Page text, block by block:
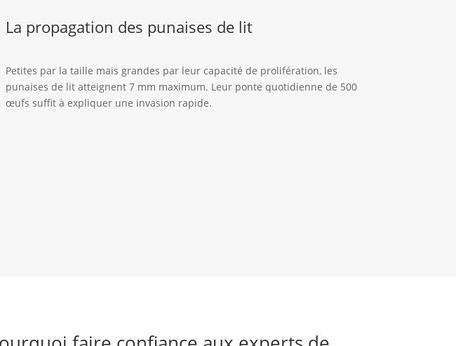
La propagation des punaises de lit
Petites par la taille mais grandes par leur capacité de prolifération, les
punaises de lit atteignent 7 mm maximum. Leur ponte quotidienne de 500
œufs suffit à expliquer une invasion rapide.